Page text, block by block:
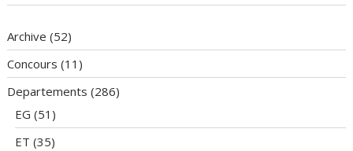
Archive (52)
Concours (11)
Departements (286)
EG (51)
ET (35)